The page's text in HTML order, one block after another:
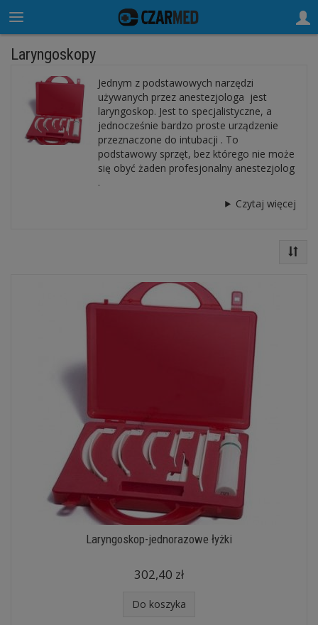
Laryngoskopy
Jednym z podstawowych narzędzi
używanych przez anestezjologa jest
laryngoskop. Jest to specjalistyczne, a
jednocześnie bardzo proste urządzenie
przeznaczone do intubacji . To
podstawowy sprzęt, bez którego nie może
się obyć żaden profesjonalny anestezjolog
.
Czytaj więcej
Laryngoskop-jednorazowe łyżki
302,40 zł
Do koszyka